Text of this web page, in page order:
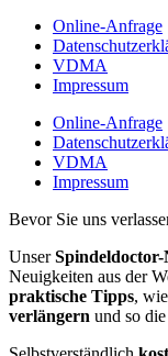
Online-Anfrage
VDMA
Impressum
Online-Anfrage
VDMA
Impressum
Bevor Sie uns
UnserSpindeldoctor-
Neuigkeiten aus der
praktische Tipps,
verlängern und so die